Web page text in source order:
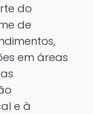
do
de
em áreas
e à